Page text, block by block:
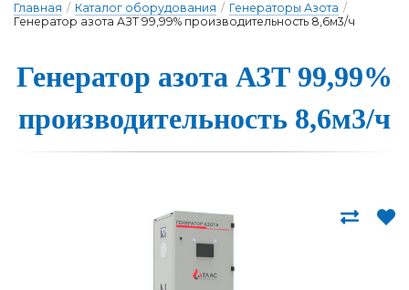
Главная / Каталог оборудования / Генераторы Азота /
Генератор азота АЗТ 99,99% производительность 8,6м3/ч
Генера­тор а­зо­та АЗТ 99,99%
про­из­во­ди­тель­ность 8,6м3/ч